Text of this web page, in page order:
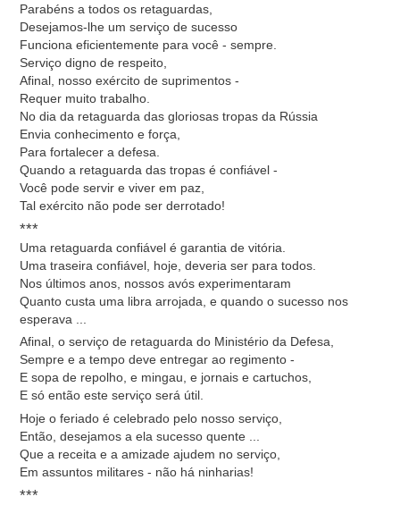
Parabéns a todos os retaguardas,
Desejamos-lhe um serviço de sucesso
Funciona eficientemente para você - sempre.
Serviço digno de respeito,
Afinal, nosso exército de suprimentos -
Requer muito trabalho.
No dia da retaguarda das gloriosas tropas da Rússia
Envia conhecimento e força,
Para fortalecer a defesa.
Quando a retaguarda das tropas é confiável -
Você pode servir e viver em paz,
Tal exército não pode ser derrotado!
***
Uma retaguarda confiável é garantia de vitória.
Uma traseira confiável, hoje, deveria ser para todos.
Nos últimos anos, nossos avós experimentaram
Quanto custa uma libra arrojada, e quando o sucesso nos
esperava ...
Afinal, o serviço de retaguarda do Ministério da Defesa,
Sempre e a tempo deve entregar ao regimento -
E sopa de repolho, e mingau, e jornais e cartuchos,
E só então este serviço será útil.
Hoje o feriado é celebrado pelo nosso serviço,
Então, desejamos a ela sucesso quente ...
Que a receita e a amizade ajudem no serviço,
Em assuntos militares - não há ninharias!
***